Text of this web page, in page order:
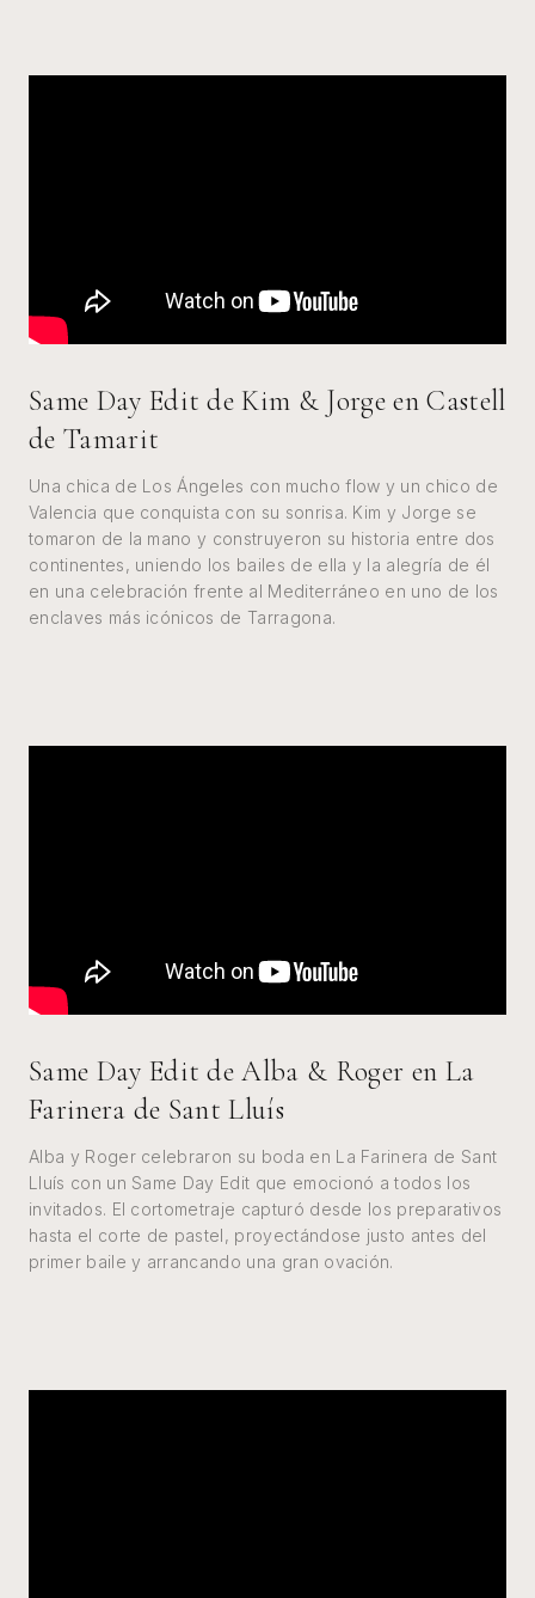
Same Day Edit de Kim & Jorge en Castell
de Tamarit
Una chica de Los Ángeles con mucho flow y un chico de
Valencia que conquista con su sonrisa. Kim y Jorge se
tomaron de la mano y construyeron su historia entre dos
continentes, uniendo los bailes de ella y la alegría de él
en una celebración frente al Mediterráneo en uno de los
enclaves más icónicos de Tarragona.
Same Day Edit de Alba & Roger en La
Farinera de Sant Lluís
Alba y Roger celebraron su boda en La Farinera de Sant
Lluís con un Same Day Edit que emocionó a todos los
invitados. El cortometraje capturó desde los preparativos
hasta el corte de pastel, proyectándose justo antes del
primer baile y arrancando una gran ovación.